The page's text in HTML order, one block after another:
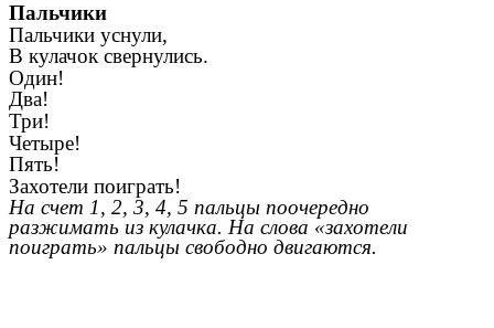
Пальчики
Пальчики уснули,
В кулачок свернулись.
Один!
Два!
Три!
Четыре!
Пять!
Захотели поиграть!
На счет 1, 2, 3, 4, 5 пальцы поочередно
разжимать из кулачка. На слова «захотели
поиграть» пальцы свободно двигаются.